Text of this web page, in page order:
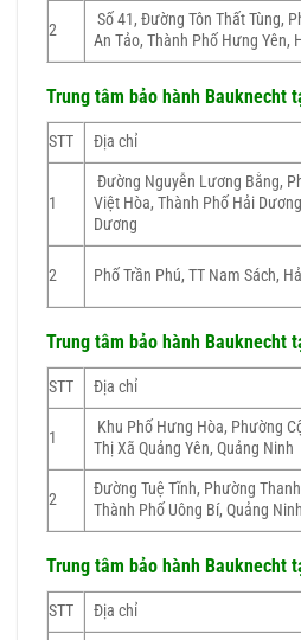
2
Số 41, Đường Tôn Thất Tùng,
An Tảo, Thành Phố Hưng Yên,
Trung tâm bảo hành Bauknecht
STT Địa chỉ
1
Đường Nguyễn Lương Bằng,
Việt Hòa, Thành Phố Hải
Dương
2 Phố Trần Phú, TT Nam Sách,
Trung tâm bảo hành Bauknecht
STT Địa chỉ
1
Khu Phố Hưng Hòa, Phường
Thị Xã Quảng Yên, Quảng Ninh
2
Đường Tuệ Tĩnh, Phường
Thành Phố Uông Bí, Quảng Ninh
Trung tâm bảo hành Bauknecht
STT Địa chỉ